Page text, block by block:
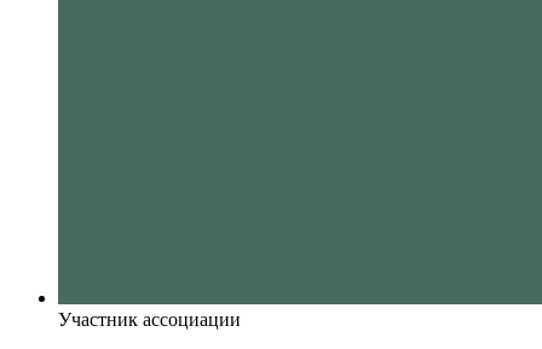
Участник ассоциации